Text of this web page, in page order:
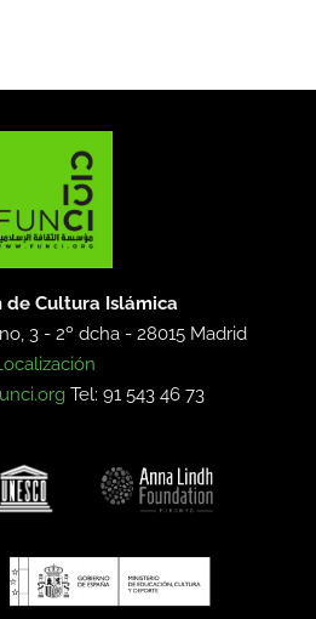
de Cultura Islámica
3 - 2º dcha -28015 Madrid
Tel: 91 543 46 73